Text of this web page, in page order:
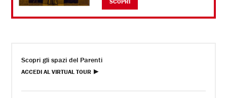
Scopri gli spazi del Parenti
ACCEDI AL VIRTUAL TOUR